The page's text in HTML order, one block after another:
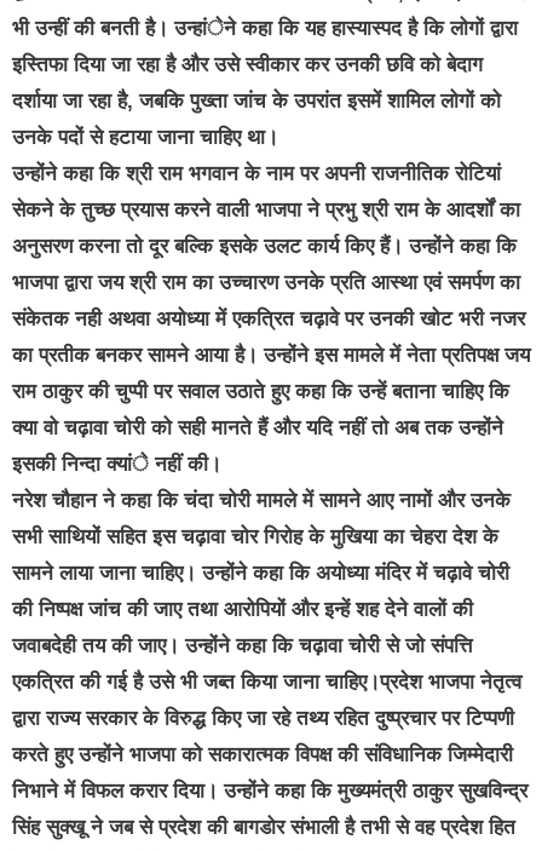
भी उन्हीं की बनती है। उन्हांेने कहा कि यह हास्यास्पद है कि लोगों द्वारा
इस्तिफा दिया जा रहा है और उसे स्वीकार कर उनकी छवि को बेदाग
दर्शाया जा रहा है, जबकि पुख्ता जांच के उपरांत इसमें शामिल लोगों को
उनके पदों से हटाया जाना चाहिए था।
उन्होंने कहा कि श्री राम भगवान के नाम पर अपनी राजनीतिक रोटियां
सेकने के तुच्छ प्रयास करने वाली भाजपा ने प्रभु श्री राम के आदर्शों का
अनुसरण करना तो दूर बल्कि इसके उलट कार्य किए हैं। उन्होंने कहा कि
भाजपा द्वारा जय श्री राम का उच्चारण उनके प्रति आस्था एवं समर्पण का
संकेतक नही अथवा अयोध्या में एकत्रित चढ़ावे पर उनकी खोट भरी नजर
का प्रतीक बनकर सामने आया है। उन्होंने इस मामले में नेता प्रतिपक्ष जय
राम ठाकुर की चुप्पी पर सवाल उठाते हुए कहा कि उन्हें बताना चाहिए कि
क्या वो चढ़ावा चोरी को सही मानते हैं और यदि नहीं तो अब तक उन्होंने
इसकी निन्दा क्यांे नहीं की।
नरेश चौहान ने कहा कि चंदा चोरी मामले में सामने आए नामों और उनके
सभी साथियों सहित इस चढ़ावा चोर गिरोह के मुखिया का चेहरा देश के
सामने लाया जाना चाहिए। उन्होंने कहा कि अयोध्या मंदिर में चढ़ावे चोरी
की निष्पक्ष जांच की जाए तथा आरोपियों और इन्हें शह देने वालों की
जवाबदेही तय की जाए। उन्होंने कहा कि चढ़ावा चोरी से जो संपत्ति
एकत्रित की गई है उसे भी जब्त किया जाना चाहिए।प्रदेश भाजपा नेतृत्व
द्वारा राज्य सरकार के विरुद्ध किए जा रहे तथ्य रहित दुष्प्रचार पर टिप्पणी
करते हुए उन्होंने भाजपा को सकारात्मक विपक्ष की संविधानिक जिम्मेदारी
निभाने में विफल करार दिया। उन्होंने कहा कि मुख्यमंत्री ठाकुर सुखविन्द्र
सिंह सुक्खू ने जब से प्रदेश की बागडोर संभाली है तभी से वह प्रदेश हित